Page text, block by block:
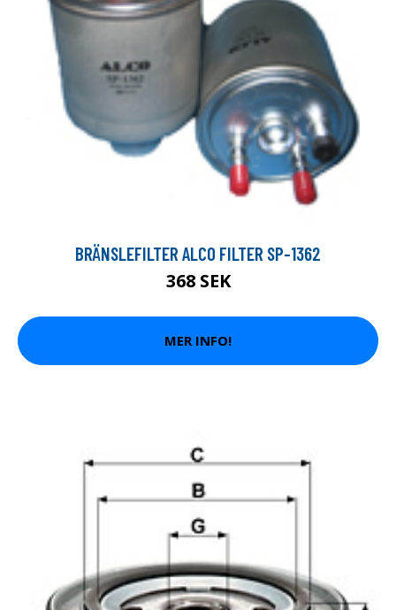
BRÄNSLEFILTER ALCO FILTER SP-1362
368 SEK
MER INFO!